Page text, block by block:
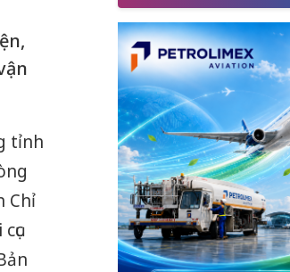
tỉnh
Chỉ